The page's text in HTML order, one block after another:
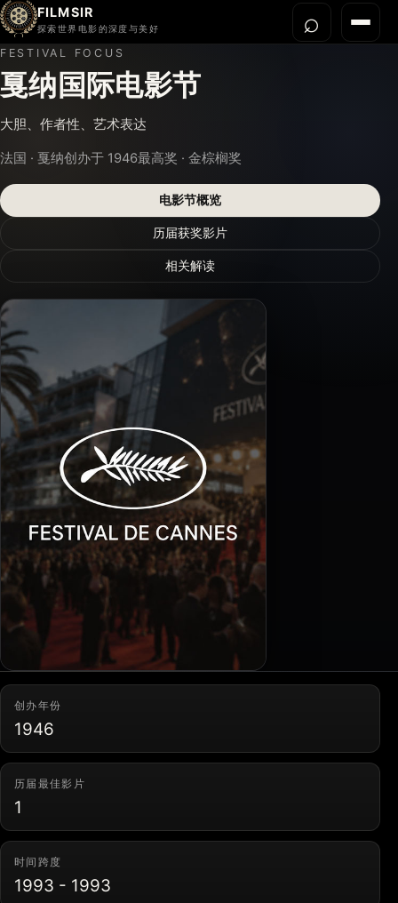
FILMSIR
探索世界电影的深度与美好 菜单
首页
今晚看什么
世界电影节
导演宇宙
影片库
⌕打开
FESTIVAL FOCUS
戛纳国际电影节
大胆、作者性、艺术表达
法国 · 戛纳创办于 1946最高奖 · 金棕榈奖
电影节概览
历届获奖影片
相关解读
创办年份
1946
历届最佳影片
1
时间跨度
1993 - 1993